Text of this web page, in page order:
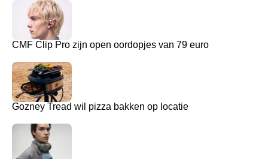
CMF Clip Pro zijn open oordopjes van 79 euro
Gozney Tread wil pizza bakken op locatie